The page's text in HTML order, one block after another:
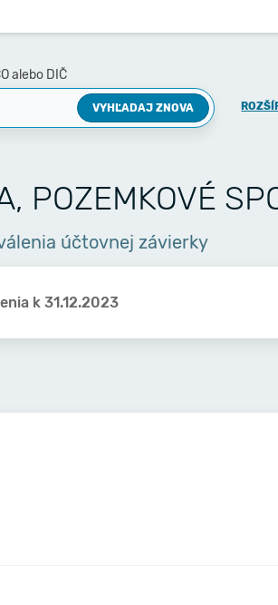
alebo DIČ
VYHĽADAJ ZNOVA
POZEMKOVÉ
účtovnej závierky
k 31.12.2023